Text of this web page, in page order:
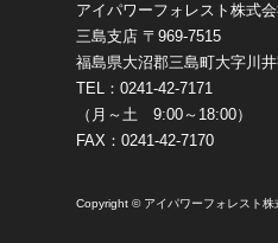
アイパワーフォレスト株式
三島支店 〒969-7515
福島県大沼郡三島町大字川
TEL：0241-42-7171
（月～土 9:00～18:00）
FAX：0241-42-7170
Copyright © アイパワーフォレスト株